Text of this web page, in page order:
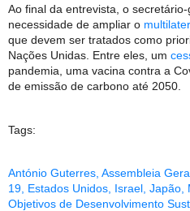
Ao final da entrevista, o
necessidade de ampliar o
que devem ser tratados como
Nações Unidas. Entre eles, um
pandemia, uma vacina contra a
de emissão de carbono até 2050.
Tags:
António Guterres Assembleia
19 Estados Unidos Israel Japão
Objetivos de Desenvolvimento